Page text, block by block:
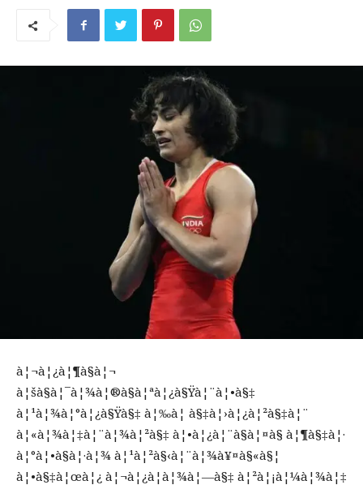
à¦¬à¦¿à¦¶à§à¦¬
à¦šà§à¦¯à¦¾à¦®à§à¦ªà¦¿à§Ÿà¦¨à¦•à§‡
à¦¹à¦¾à¦°à¦¿à§Ÿà§‡ à¦‰à¦ à§‡à¦›à¦¿à¦²à§‡à¦¨
à¦«à¦¾à¦‡à¦¨à¦¾à¦²à§‡ à¦•à¦¿à¦¨à§à¦¤à§ à¦¶à§‡à¦·
à¦°à¦•à§à¦·à¦¾ à¦¹à¦²à§‹à¦¨à¦¾à¥¤à§«à§¦
à¦•à§‡à¦œà¦¿ à¦¬à¦¿à¦­à¦¾à¦—à§‡ à¦²à¦¡à¦¼à¦¾à¦‡